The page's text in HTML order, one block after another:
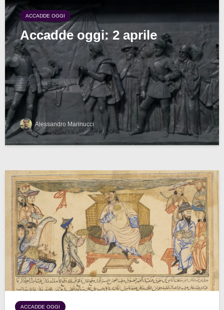
ACCADDE OGGI
Accadde oggi: 2 aprile
Alessandro Marinucci
ACCADDE OGGI